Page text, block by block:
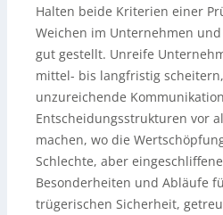
Halten beide Kriterien einer
Weichen im Unternehmen
gut gestellt. Unreife
mittel- bis langfristig
unzureichende
Entscheidungsstrukturen vor
machen, wo die
Schlechte, aber
Besonderheiten und Abläufe
trügerischen Sicherheit,